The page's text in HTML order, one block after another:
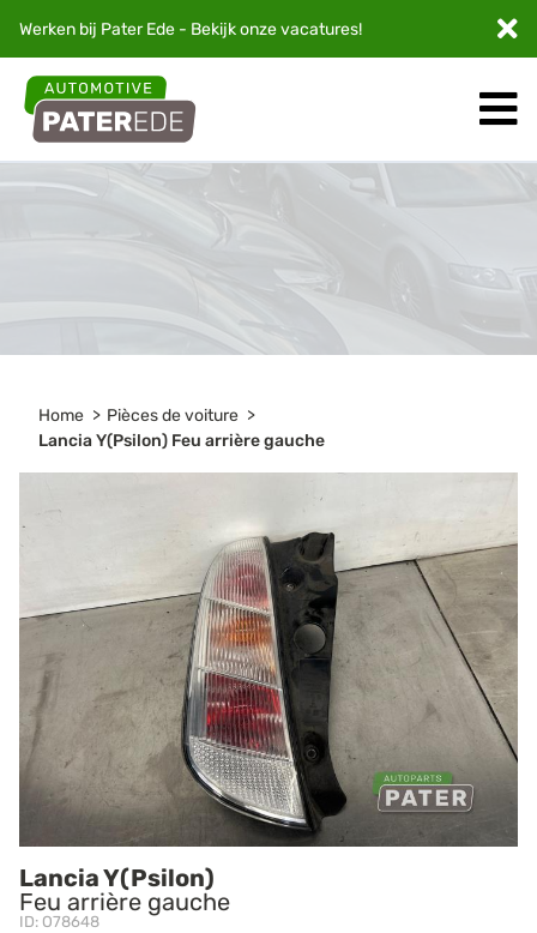
Werken bij Pater Ede - Bekijk onzevacatures!
Home
Pièces de voiture
Lancia Y(Psilon) Feu arrière gauche
Lancia Y(Psilon)
Feu arrière gauche
ID: O78648